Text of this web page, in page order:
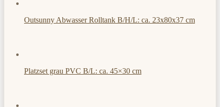
Outsunny Abwasser Rolltank B/H/L: ca. 23x80x37 cm
Platzset grau PVC B/L: ca. 45×30 cm